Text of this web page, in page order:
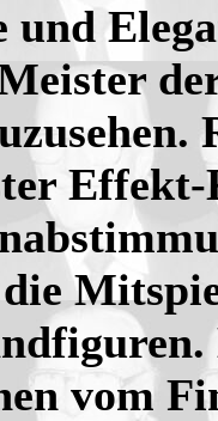
und
vom